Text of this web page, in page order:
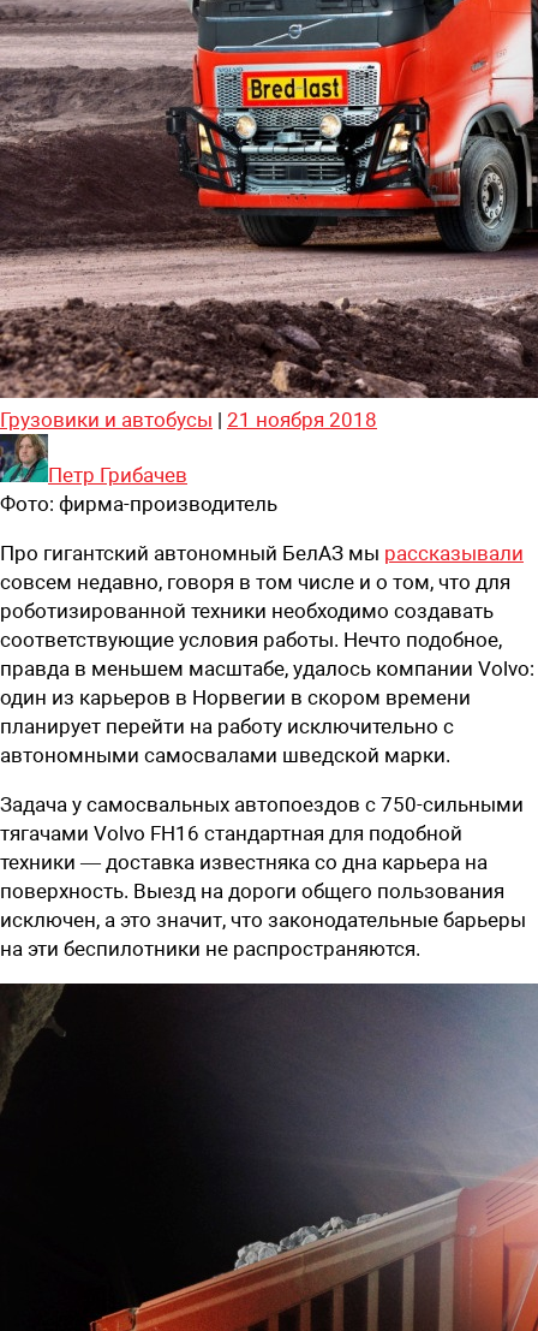
Грузовики и автобусы | 21 ноября 2018
Петр Грибачев
Фото: фирма-производитель
Про гигантский автономный БелАЗ мы рассказывали
совсем недавно, говоря в том числе и о том, что для
роботизированной техники необходимо создавать
соответствующие условия работы. Нечто подобное,
правда в меньшем масштабе, удалось компании Volvo:
один из карьеров в Норвегии в скором времени
планирует перейти на работу исключительно с
автономными самосвалами шведской марки.
Задача у самосвальных автопоездов с 750-сильными
тягачами Volvo FH16 стандартная для подобной
техники — доставка известняка со дна карьера на
поверхность. Выезд на дороги общего пользования
исключен, а это значит, что законодательные барьеры
на эти беспилотники не распространяются.